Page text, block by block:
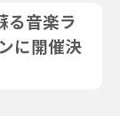
る音楽ラ
に開催決